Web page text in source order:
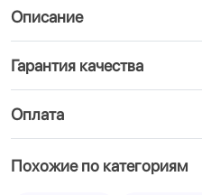
Описание
Гарантия качества
Оплата
Похожие по категориям